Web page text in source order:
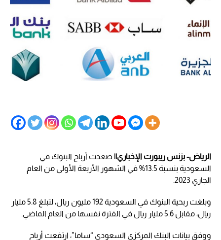
الرياض- بزنس ريبورت الإخباري|| صعدت أرباح البنوك في
السعودية بنسبة 13.5% في الشهور الأربعة الأولى من العام
الجاري 2023.
وبلغت ربحية البنوك في السعودية 192 مليون ريال، لتبلغ 5.8 مليار
ريال، مقابل 5.6 مليار ريال في الفترة نفسها من العام الماضي.
ووفق بيانات البنك المركزي السعودي “ساما”، ارتفعت أرباح